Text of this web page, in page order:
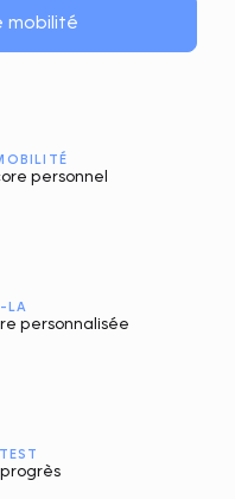
mobilité
personnel
LA
personnalisée